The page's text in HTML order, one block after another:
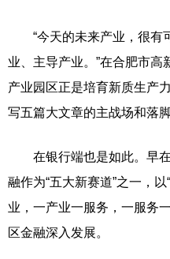
“今天的未来产业，很有
业、主导产业。”在合肥市高
产业园区正是培育新质生产
写五篇大文章的主战场和落脚
在银行端也是如此。早在
融作为“五大新赛道”之一，
业，一产业一服务，一服务
区金融深入发展。